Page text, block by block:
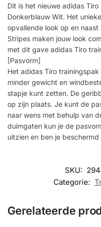
Dit is het nieuwe adidas
Donkerblauw Wit. Het
opvallende look op en
Stripes maken jouw look
met dit gave adidas Tiro
[Pasvorm]
Het adidas Tiro
minder gewicht en
stapje kunt zetten. De
op zijn plaats. Je kunt de
naar wens met behulp van
duimgaten kun je de
uitzien en ben je
SKU:
Categorie:
Gerelateerde